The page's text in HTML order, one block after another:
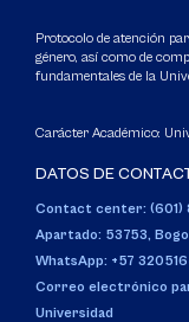
Protocolo de atención
género, así como de
fundamentales de la
Carácter Académico:
DATOS DE
Contact center: (601)
Apartado: 53753,
WhatsApp: +57
Correo electrónico
Universidad